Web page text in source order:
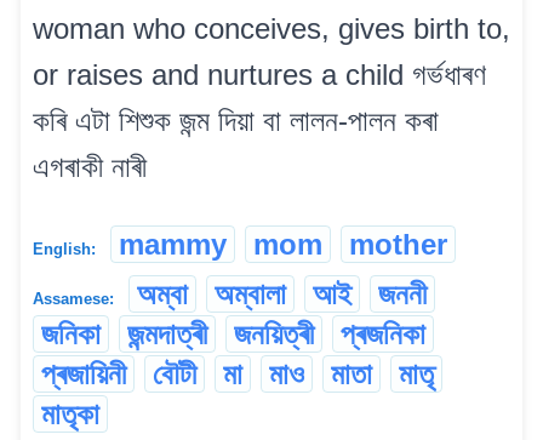
woman who conceives, gives birth to,
or raises and nurtures a child গৰ্ভধাৰণ
কৰি এটা শিশুক জন্ম দিয়া বা লালন-পালন কৰা
এগৰাকী নাৰী
English: mammy mom mother
Assamese: অম্বা অম্বালা আই
জননী
জনিকা
জন্মদাত্ৰী জনয়িত্ৰী
প্ৰজনিকা
প্ৰজায়িনী
বৌটী মা মাও মাতা
মাতৃ
মাতৃকা